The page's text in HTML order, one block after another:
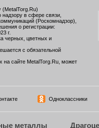
(MetalTorg.Ru)
в сфере связи,
(Роскомнадзор),
о регистрации:
г.
черных, цветных и
с обязательной
сайте MetalTorg.Ru, может
Одноклассники
металлы